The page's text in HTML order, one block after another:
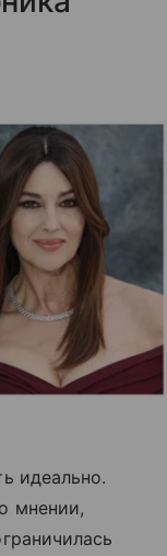
идеально.
мнении,